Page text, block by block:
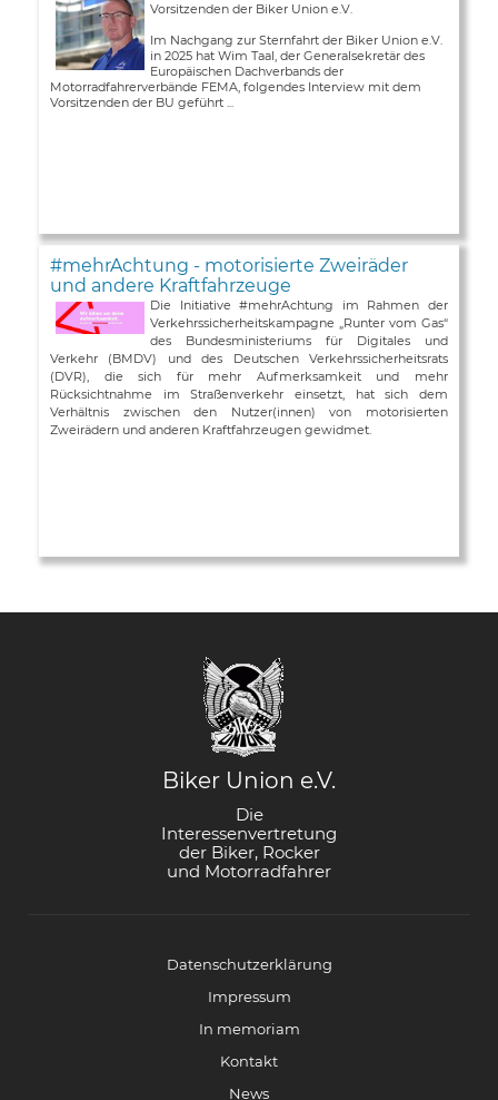
Vorsitzenden der Biker Union e.V.
Im Nachgang zur Sternfahrt der Biker Union e.V.
in 2025 hat Wim Taal, der Generalsekretär des
Europäischen Dachverbands der
Motorradfahrerverbände FEMA, folgendes Interview mit dem
Vorsitzenden der BU geführt ...
#mehrAchtung - motorisierte Zweiräder
und andere Kraftfahrzeuge
Die Initiative #mehrAchtung im Rahmen der
Verkehrssicherheitskampagne „Runter vom Gas“
des Bundesministeriums für Digitales und
Verkehr (BMDV) und des Deutschen Verkehrssicherheitsrats
(DVR), die sich für mehr Aufmerksamkeit und mehr
Rücksichtnahme im Straßenverkehr einsetzt, hat sich dem
Verhältnis zwischen den Nutzer(innen) von motorisierten
Zweirädern und anderen Kraftfahrzeugen gewidmet.
Biker Union e.V.
Die
Interessenvertretung
der Biker, Rocker
und Motorradfahrer
Datenschutzerklärung
Impressum
In memoriam
Kontakt
News